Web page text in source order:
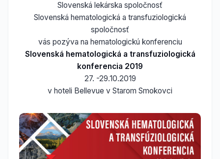
Slovenská lekárska spoločnosť
Slovenská hematologická a transfuziologická
spoločnosť
vás pozýva na hematologickú konferenciu
Slovenská hematologická a transfuziologická
konferencia 2019
27. -29.10.2019
v hoteli Bellevue v Starom Smokovci